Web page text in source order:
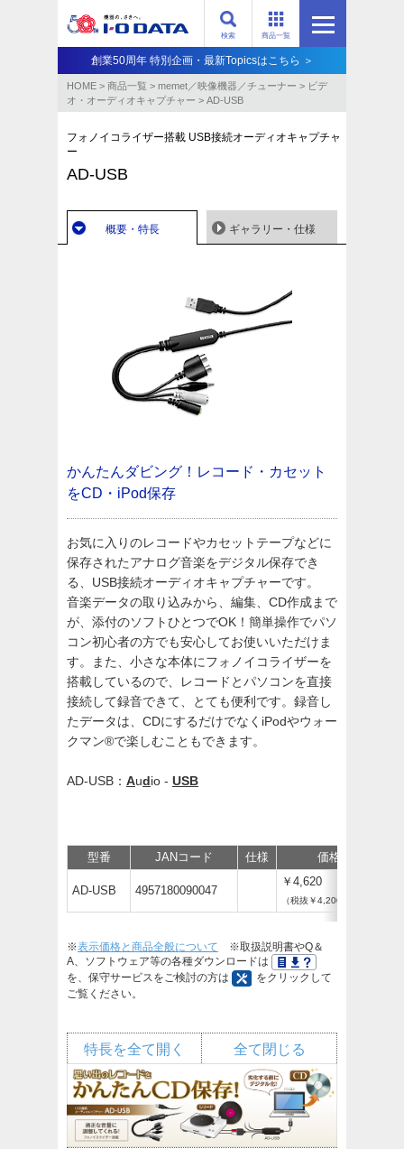
商品一覧
検索
創業50周年 特別企画・最新Topicsはこちら ＞
HOME > 商品一覧 > memet／映像機器／チューナー > ビデ
オ・オーディオキャプチャー > AD-USB
フォノイコライザー搭載 USB接続オーディオキャプチャ
ー
AD-USB
概要・特長 ギャラリー・仕様
かんたんダビング！レコード・カセット
をCD・iPod保存
お気に入りのレコードやカセットテープなどに
保存されたアナログ音楽をデジタル保存でき
る、USB接続オーディオキャプチャーです。
音楽データの取り込みから、編集、CD作成まで
が、添付のソフトひとつでOK！簡単操作でパソ
コン初心者の方でも安心してお使いいただけま
す。また、小さな本体にフォノイコライザーを
搭載しているので、レコードとパソコンを直接
接続して録音できて、とても便利です。録音し
たデータは、CDにするだけでなくiPodやウォー
クマン®で楽しむこともできます。
AD-USB： Audio - USB
型番 JANコード 仕様 価格
AD-USB 4957180090047
￥4,620
（税抜￥4,200）
※表示価格と商品全般について ※取扱説明書やQ＆
A、ソフトウェア等の各種ダウンロードは
を、保守サービスをご検討の方は
をクリックして
ご覧ください。
全て閉じる
特長を全て開く